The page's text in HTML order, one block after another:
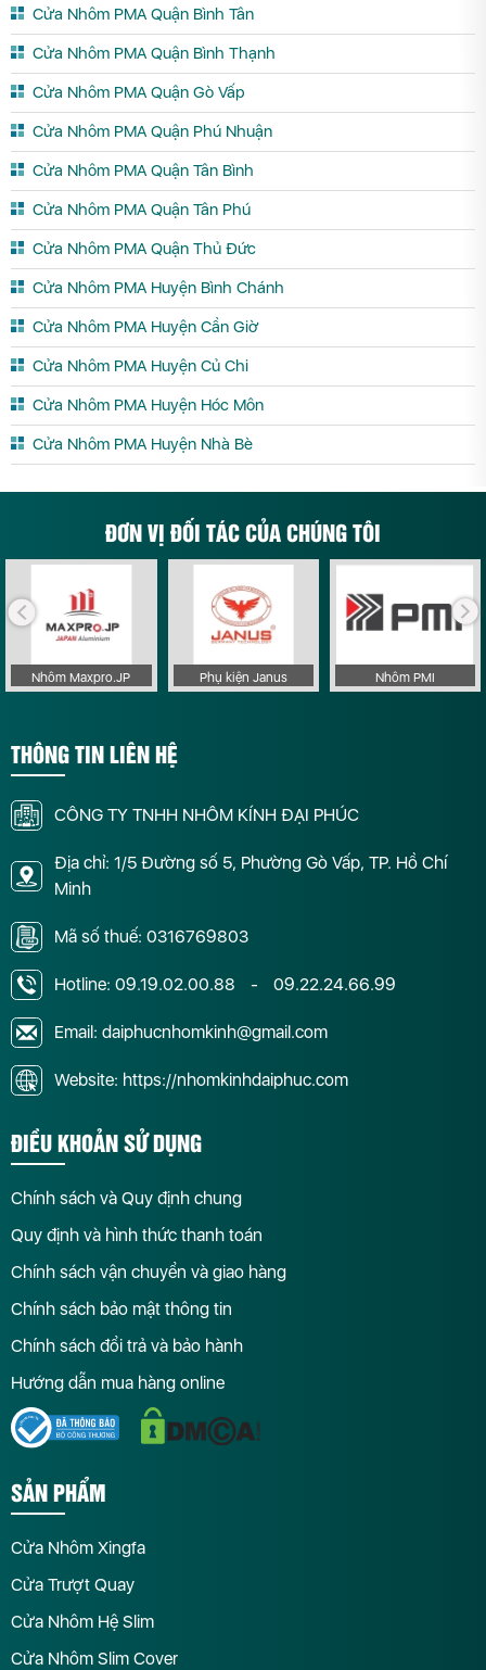
Cửa Nhôm PMA Quận Bình Tân
Cửa Nhôm PMA Quận Bình Thạnh
Cửa Nhôm PMA Quận Gò Vấp
Cửa Nhôm PMA Quận Phú Nhuận
Cửa Nhôm PMA Quận Tân Bình
Cửa Nhôm PMA Quận Tân Phú
Cửa Nhôm PMA Quận Thủ Đức
Cửa Nhôm PMA Huyện Bình Chánh
Cửa Nhôm PMA Huyện Cần Giờ
Cửa Nhôm PMA Huyện Củ Chi
Cửa Nhôm PMA Huyện Hóc Môn
Cửa Nhôm PMA Huyện Nhà Bè
ĐƠN VỊ ĐỐI TÁC CỦA CHÚNG TÔI
Nhôm Maxpro.JP Phụ kiện Janus Nhôm PMI
THÔNG TIN LIÊN HỆ
CÔNG TY TNHH NHÔM KÍNH ĐẠI PHÚC
Địa chỉ: 1/5 Đường số 5, Phường Gò Vấp, TP. Hồ Chí
Minh
Mã số thuế: 0316769803
Hotline: 09.19.02.00.88 - 09.22.24.66.99
Email: daiphucnhomkinh@gmail.com
Website: https://nhomkinhdaiphuc.com
ĐIỀU KHOẢN SỬ DỤNG
Chính sách và Quy định chung
Quy định và hình thức thanh toán
Chính sách vận chuyển và giao hàng
Chính sách bảo mật thông tin
Chính sách đổi trả và bảo hành
Hướng dẫn mua hàng online
SẢN PHẨM
Cửa Nhôm Xingfa
Cửa Trượt Quay
Cửa Nhôm Hệ Slim
Cửa Nhôm Slim Cover